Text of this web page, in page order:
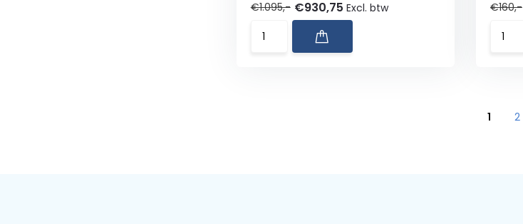
€1.095,- €930,75 Excl. btw
€160,-
1 2